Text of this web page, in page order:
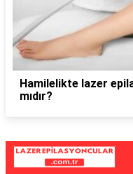
Hamilelikte lazer
mıdır?